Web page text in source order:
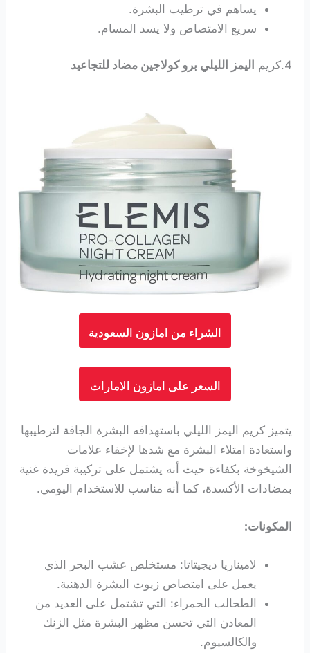
يساهم في ترطيب البشرة.
سريع الامتصاص ولا يسد المسام.
4.كريم اليمز الليلي برو كولاجين مضاد للتجاعيد
الشراء من امازون السعودية
السعر على امازون الامارات
يتميز كريم اليمز الليلي باستهدافه البشرة الجافة لترطيبها
واستعادة امتلاء البشرة مع شدها لإخفاء علامات
الشيخوخة بكفاءة حيث أنه يشتمل على تركيبة فريدة غنية
بمضادات الأكسدة، كما أنه مناسب للاستخدام اليومي.
المكونات:
لاميناريا ديجيتاتا: مستخلص عشب البحر الذي
يعمل على امتصاص زيوت البشرة الدهنية.
الطحالب الحمراء: التي تشتمل على العديد من
المعادن التي تحسن مظهر البشرة مثل الزنك
والكالسيوم.